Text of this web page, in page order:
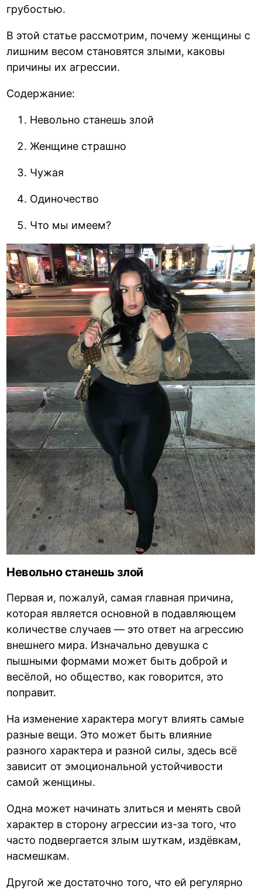
грубостью.
В этой статье рассмотрим, почему женщины с
лишним весом становятся злыми, каковы
причины их агрессии.
Содержание:
Невольно станешь злой
Женщине страшно
Чужая
Одиночество
Что мы имеем?
Невольно станешь злой
Первая и, пожалуй, самая главная причина,
которая является основной в подавляющем
количестве случаев — это ответ на агрессию
внешнего мира. Изначально девушка с
пышными формами может быть доброй и
весёлой, но общество, как говорится, это
поправит.
На изменение характера могут влиять самые
разные вещи. Это может быть влияние
разного характера и разной силы, здесь всё
зависит от эмоциональной устойчивости
самой женщины.
Одна может начинать злиться и менять свой
характер в сторону агрессии из-за того, что
часто подвергается злым шуткам, издёвкам,
насмешкам.
Другой же достаточно того, что ей регулярно